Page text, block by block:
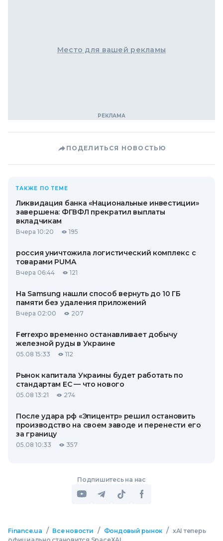
Место для вашей рекламы
ПОДЕЛИТЬСЯ НОВОСТЬЮ
ТАКЖЕ ПО ТЕМЕ
Ликвидация банка «Национальные инвестиции»
завершена: ФГВФЛ прекратил выплаты
вкладчикам
Вчера 10:20 195
россия уничтожила логистический комплекс с
товарами PUMA
Вчера 06:44 121
На Samsung нашли способ вернуть до 10 ГБ
памяти без удаления приложений
Вчера 02:00 207
Ferrexpo временно останавливает добычу
железной руды в Украине
05.08 15:33 112
Рынок капитала Украины будет работать по
стандартам ЕС — что нового
05.08 13:21 274
После удара рф «Эпицентр» решил остановить
производство на своем заводе и перенести его
за границу
05.08 10:33 357
Подпишитесь на нас
Finance.ua / Все новости / Фондовый рынок / xAI теперь